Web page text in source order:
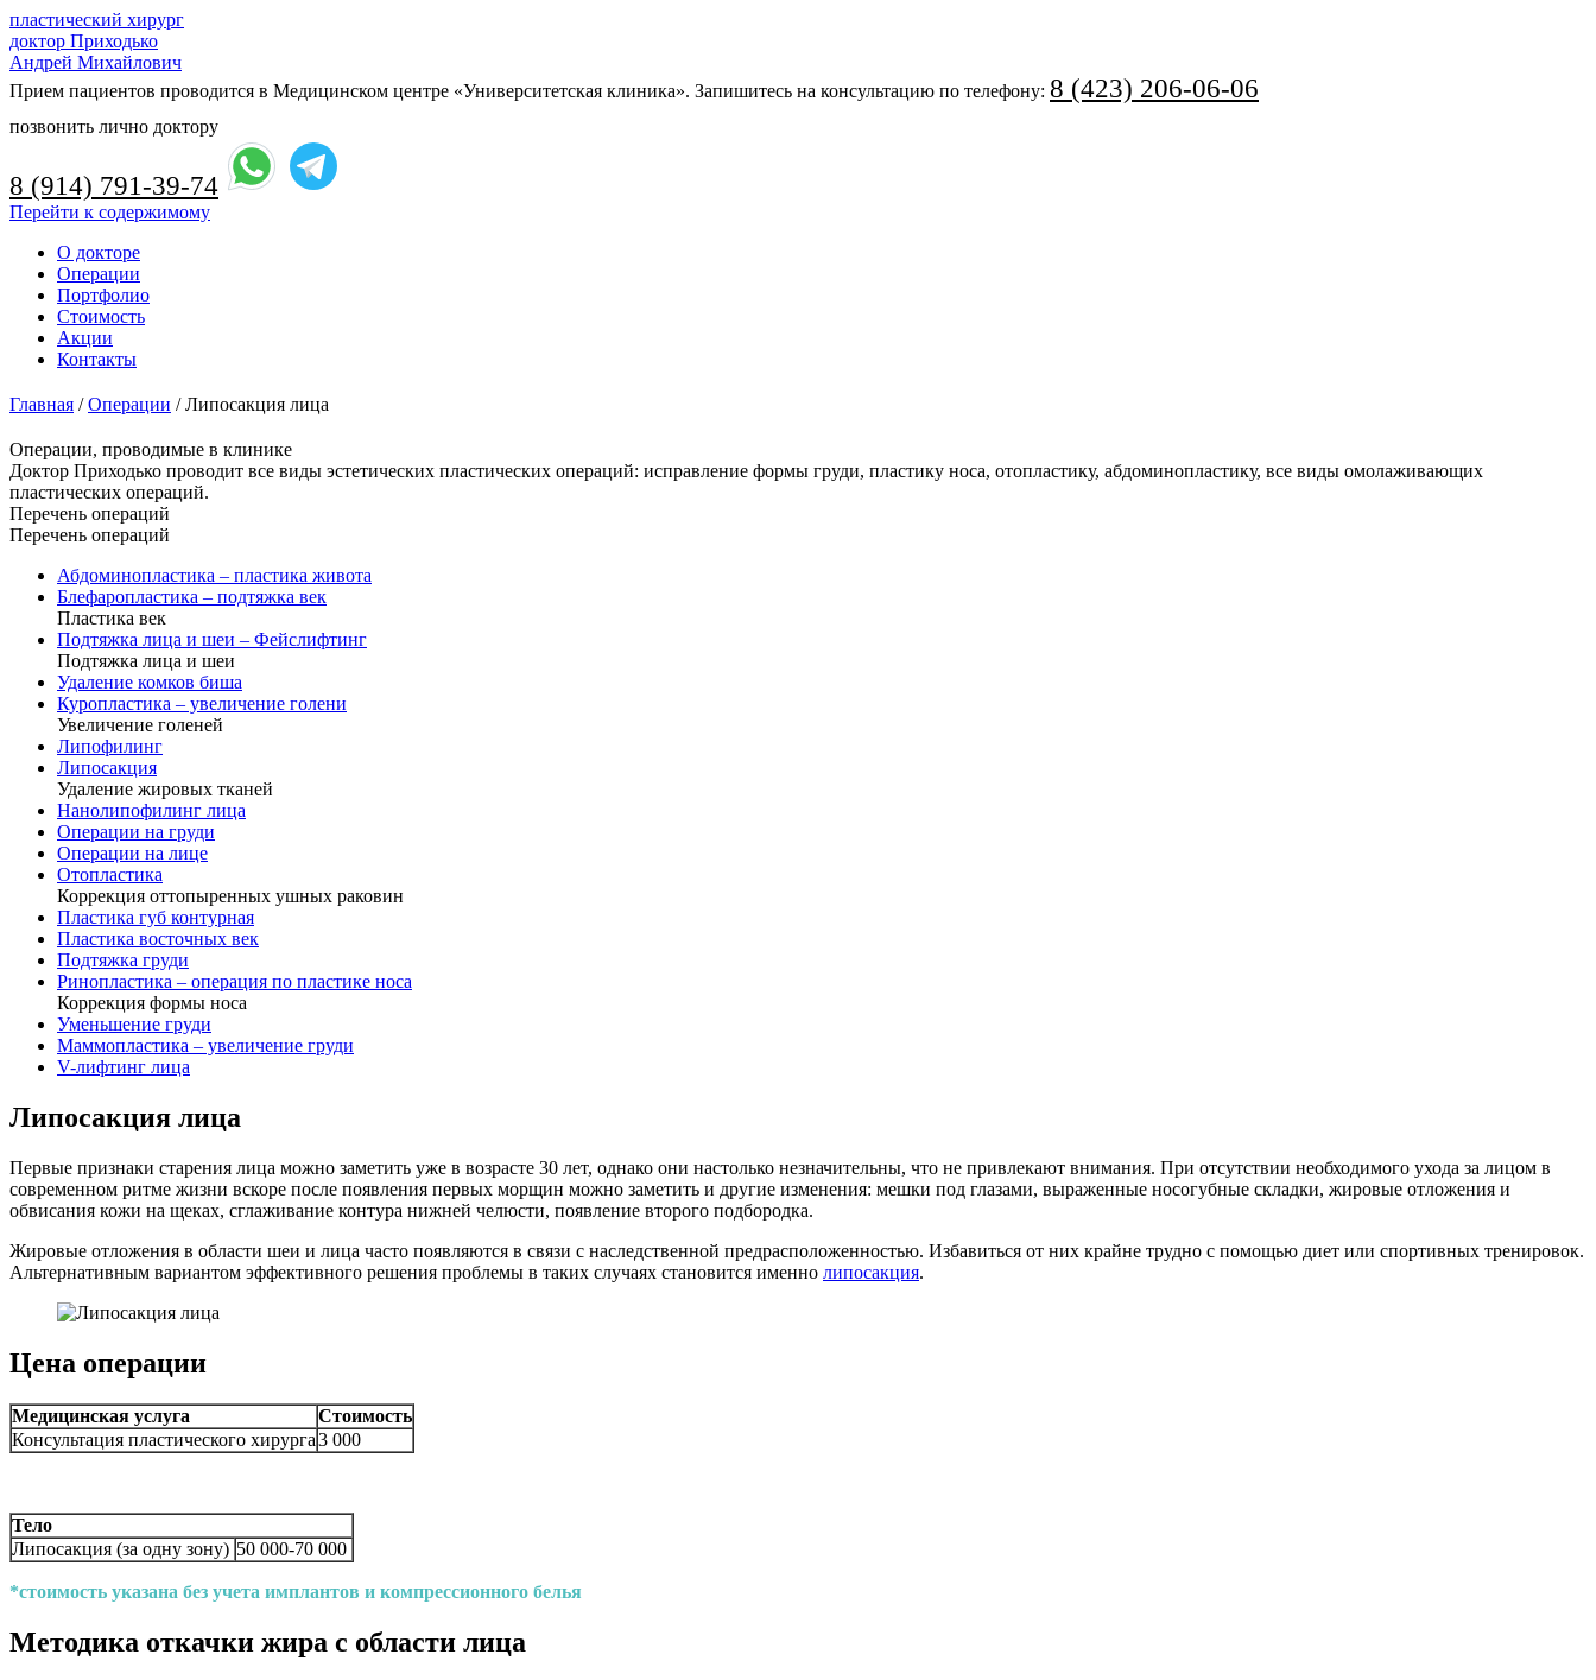
пластический хирург
доктор Приходько
Андрей Михайлович
Прием пациентов проводится в Медицинском центре «Университетская клиника». Запишитесь на консультацию по телефону: 8 (423) 206-06-06
позвонить лично доктору
8 (914) 791-39-74
Перейти к содержимому
О докторе
Операции
Портфолио
Стоимость
Акции
Контакты
Главная /Операции /Липосакция лица
Операции, проводимые в клинике
Доктор Приходько проводит все виды эстетических пластических операций: исправление формы груди, пластику носа, отопластику, абдоминоплаcтику, все виды омолаживающих
пластических операций.
Перечень операций
Перечень операций
Абдоминопластика – пластика живота
Блефаропластика – подтяжка век
Пластика век
Подтяжка лица и шеи – Фейслифтинг
Подтяжка лица и шеи
Удаление комков биша
Куропластика – увеличение голени
Увеличение голеней
Липофилинг
Липосакция
Удаление жировых тканей
Нанолипофилинг лица
Операции на груди
Операции на лице
Отопластика
Коррекция оттопыренных ушных раковин
Пластика губ контурная
Пластика восточных век
Подтяжка груди
Ринопластика – операция по пластике носа
Коррекция формы носа
Уменьшение груди
Маммопластика – увеличение груди
V-лифтинг лица
Липосакция лица
Первые признаки старения лица можно заметить уже в возрасте 30 лет, однако они настолько незначительны, что не привлекают внимания. При отсутствии необходимого ухода за лицом в
современном ритме жизни вскоре после появления первых морщин можно заметить и другие изменения: мешки под глазами, выраженные носогубные складки, жировые отложения и
обвисания кожи на щеках, сглаживание контура нижней челюсти, появление второго подбородка.
Жировые отложения в области шеи и лица часто появляются в связи с наследственной предрасположенностью. Избавиться от них крайне трудно с помощью диет или спортивных тренировок.
Альтернативным вариантом эффективного решения проблемы в таких случаях становится именно липосакция.
Цена операции
Медицинская услуга
Стоимость
Консультация пластического хирурга3 000
Тело
Липосакция (за одну зону) 50 000-70 000
*стоимость указана без учета имплантов и компрессионного белья
Методика откачки жира с области лица